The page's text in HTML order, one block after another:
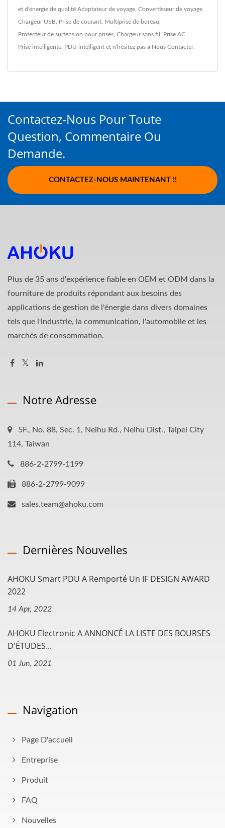
et d'énergie de qualité Adaptateur de voyage Convertisseur de voyage
Chargeur USB Prise de courant Multiprise de bureau
Protecteur de surtension pour prises Chargeur sans fil Prise AC
Prise intelligente PDU intelligent et n'hésitez pas à Nous Contacter.
Contactez-Nous Pour Toute
Question, Commentaire Ou
Demande.
CONTACTEZ-NOUS MAINTENANT !!
Plus de 35 ans d'expérience fiable en OEM et ODM dans la
fourniture de produits répondant aux besoins des
applications de gestion de l'énergie dans divers domaines
tels que l'industrie, la communication, l'automobile et les
marchés de consommation.
Notre Adresse
5F., No. 88, Sec. 1, Neihu Rd., Neihu Dist., Taipei City
114, Taiwan
886-2-2799-1199
886-2-2799-9099
sales.team@ahoku.com
Dernières Nouvelles
AHOKU Smart PDU A Remporté Un IF DESIGN AWARD
2022
14 Apr, 2022
AHOKU Electronic A ANNONCÉ LA LISTE DES BOURSES
D'ÉTUDES...
01 Jun, 2021
Navigation
Page D'accueil
Entreprise
Produit
FAQ
Nouvelles